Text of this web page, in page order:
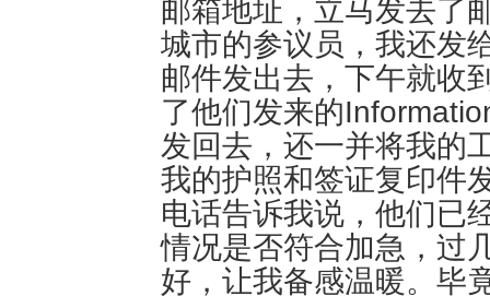
邮箱地址，立马发去了
城市的参议员，我还发
邮件发出去，下午就收
了他们发来的
发回去，还一并将我的
我的护照和签证复印件
电话告诉我说，他们已
情况是否符合加急，过
好，让我备感温暖。毕